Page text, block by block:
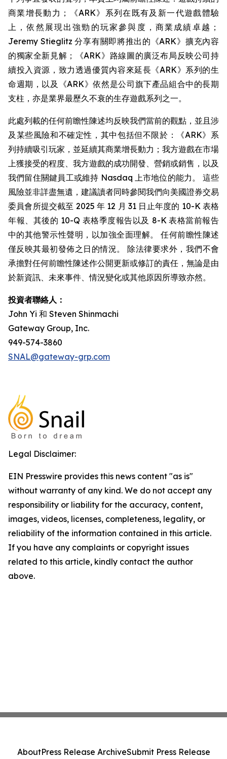
商業增長動力；《ARK》系列在既有及新一代遊戲體驗
上，依然展現出強勁的玩家參與度，商業成績卓越；
Jeremy Stieglitz 分享有關即將推出的《ARK》擴充內容
的獨家全新見解；《ARK》路線圖的廣泛布局反映公司持
續投入資源，致力透過優質內容來延長《ARK》系列的生
命週期，以及《ARK》依然是公司旗下產品組合中的長期
支柱，亦是業界最歷久不衰的生存遊戲系列之一。
此處列載的任何前瞻性陳述均反映我們當前的觀點，並且涉
及某些風險和不確定性，其中包括但不限於：《ARK》系
列持續吸引玩家，並延續其商業增長動力；我方遊戲在市場
上獲接受的程度、我方遊戲的成功開發、營銷或銷售，以及
我們留住關鍵員工或維持 Nasdaq 上市地位的能力。 這些
風險並非詳盡無遺，建議讀者同時參閱我們向美國證券交易
委員會所提交截至 2025 年 12 月 31 日止年度的 10-K 表格
年報、其後的 10-Q 表格季度報告以及 8-K 表格當前報告
中的其他警示性聲明，以加強全面理解。 任何前瞻性陳述
僅反映其最初發佈之日的情況。 除法律要求外，我們不會
承擔對任何前瞻性陳述作公開更新或修訂的責任，無論是由
於新資訊、未來事件、情況變化或其他原因所導致亦然。
投資者聯絡人：
John Yi 和 Steven Shinmachi
Gateway Group, Inc.
949-574-3860
SNAL@gateway-grp.com
Legal Disclaimer:
EIN Presswire provides this news content "as is"
without warranty of any kind. We do not accept any
responsibility or liability for the accuracy, content,
images, videos, licenses, completeness, legality, or
reliability of the information contained in this article.
If you have any complaints or copyright issues
related to this article, kindly contact the author
above.
AboutPress Release ArchiveSubmit Press Release